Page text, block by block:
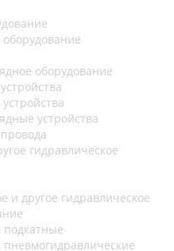
оборудование
устройства
гидравлическое
и другое гидравлическое